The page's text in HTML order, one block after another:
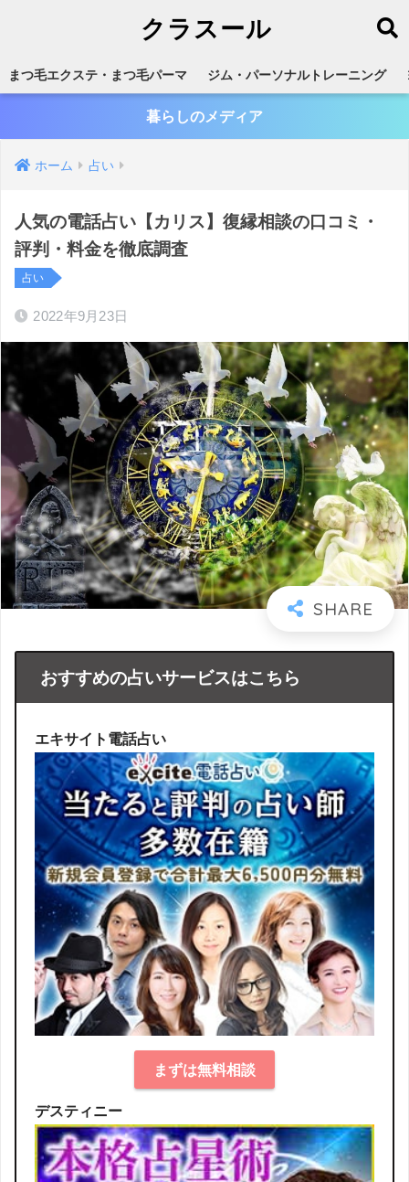
クラスール
まつ毛エクステ・まつ毛パーマ ジム・パーソナルトレーニング
暮らしのメディア
ホーム 占い
人気の電話占い【カリス】復縁相談の口コミ・
評判・料金を徹底調査
占い
2022年9月23日
おすすめの占いサービスはこちら
エキサイト電話占い
まずは無料相談
デスティニー